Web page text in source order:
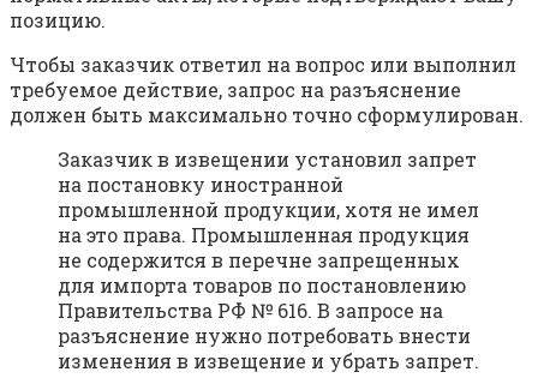
позицию.
Чтобы заказчик ответил на вопрос или выполнил
требуемое действие, запрос на разъяснение
должен быть максимально точно сформулирован.
Заказчик в извещении установил запрет
на постановку иностранной
промышленной продукции, хотя не имел
на это права. Промышленная продукция
не содержится в перечне запрещенных
для импорта товаров по постановлению
Правительства РФ № 616. В запросе на
разъяснение нужно потребовать внести
изменения в извещение и убрать запрет.